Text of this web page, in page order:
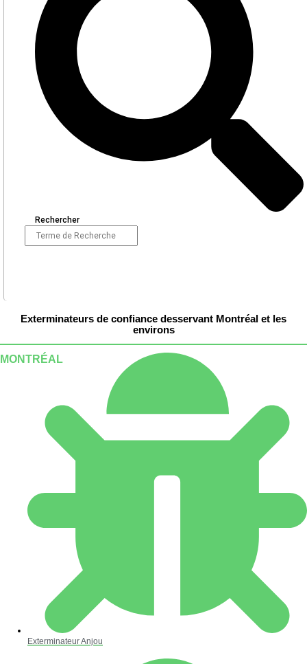
Rechercher
Exterminateurs de confiance desservant Montréal et les
environs
MONTRÉAL
Exterminateur Anjou